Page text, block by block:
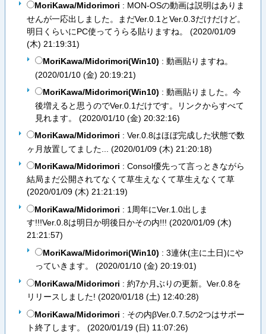
MoriKawa/Midorimori : MON-OSの動画は説明はありま
せんが一応出しました。まだVer.0.1とVer.0.3だけだけど。
明日くらいにPC使ってうらる貼りますね。 (2020/01/09
(木) 21:19:31)
MoriKawa/Midorimori(Win10) : 動画貼りますね。
(2020/01/10 (金) 20:19:21)
MoriKawa/Midorimori(Win10) : 動画貼りました。今
後増えると思うのでVer.0.1だけです。リンクからすべて
見れます。 (2020/01/10 (金) 20:32:16)
MoriKawa/Midorimori : Ver.0.8はほぼ完成した状態で数
ヶ月放置してました... (2020/01/09 (木) 21:20:18)
MoriKawa/Midorimori : Consol優先って言っときながら
結局まだ公開されてなくて草生えなくて草生えなくて草
(2020/01/09 (木) 21:21:19)
MoriKawa/Midorimori : 1周年にVer.1.0出しま
す!!!Ver.0.8は明日か明後日かその内!!! (2020/01/09 (木)
21:21:57)
MoriKawa/Midorimori(Win10) : 3連休(主に土日)にや
っていきます。 (2020/01/10 (金) 20:19:01)
MoriKawa/Midorimori : 約7か月ぶりの更新。Ver.0.8を
リリースしました! (2020/01/18 (土) 12:40:28)
MoriKawa/Midorimori : その内βVer.0.7.5の2つはサポー
ト終了します。 (2020/01/19 (日) 11:07:26)